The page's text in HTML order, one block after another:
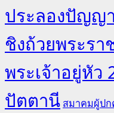
ประลองปัญญ
ชิงถ้วยพระร
พระเจ้าอยู่หัว
ปัตตานี สมาคมผู้ปก